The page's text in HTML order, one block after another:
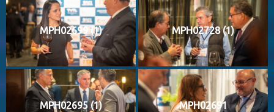
MPH02699 (1) MPH02728 (1)
MPH02695 (1) MPH02691